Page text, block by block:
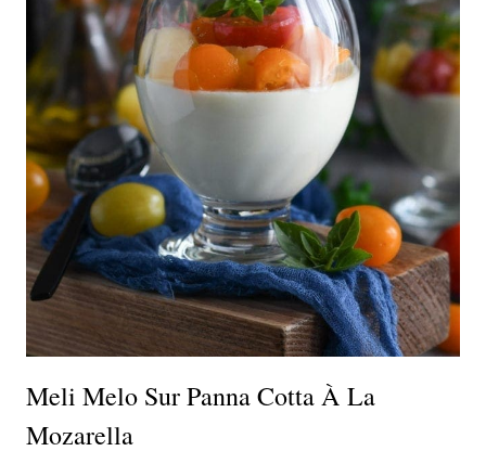
Meli Melo Sur Panna Cotta À La
Mozarella